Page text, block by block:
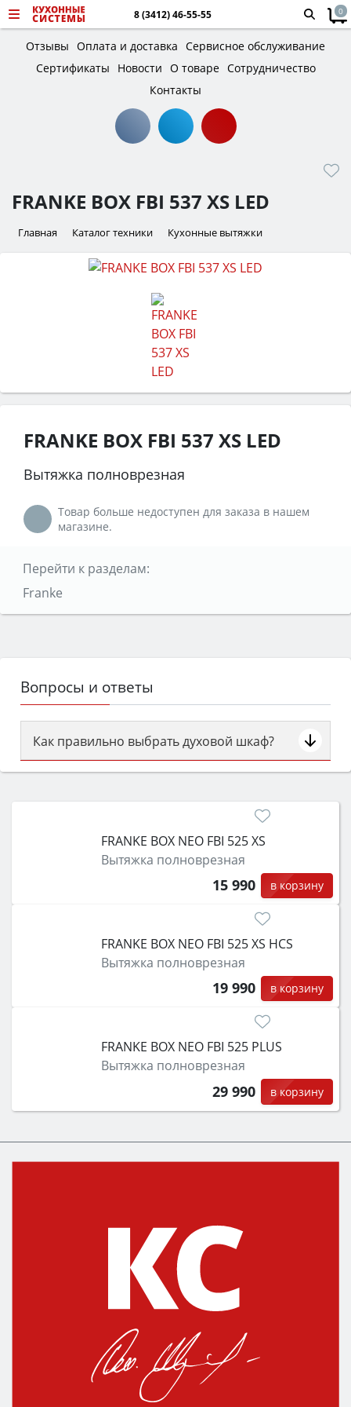
8 (3412) 46-55-55 0
Отзывы Оплата и доставка Сервисное обслуживание
Сертификаты
Новости О товаре Сотрудничество
Контакты
FRANKE BOX FBI 537 XS LED
Главная Каталог техники Кухонные вытяжки
FRANKE BOX FBI 537 XS LED
Вытяжка полноврезная
Товар больше недоступен для заказа в нашем
магазине.
Перейти к разделам:
Franke
Вопросы и ответы
Как правильно выбрать духовой шкаф?
Сначала определитесь с типом (газовый или
затем смотрите на объём 50–70 л для семьи,
функции (конвекция, гриль, самоочистка,
защита от детей).
FRANKE BOX NEO FBI 525 XS
Вытяжка полноврезная
15 990 в корзину
FRANKE BOX NEO FBI 525 XS HCS
Вытяжка полноврезная
19 990 в корзину
FRANKE BOX NEO FBI 525 PLUS
Вытяжка полноврезная
29 990 в корзину